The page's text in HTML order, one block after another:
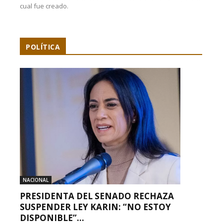
cual fue creado.
POLÍTICA
NACIONAL
PRESIDENTA DEL SENADO RECHAZA
SUSPENDER LEY KARIN: “NO ESTOY
DISPONIBLE”...